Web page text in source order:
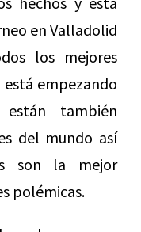
en Valladolid
los mejores
empezando
también
del mundo así
son la mejor
polémicas.